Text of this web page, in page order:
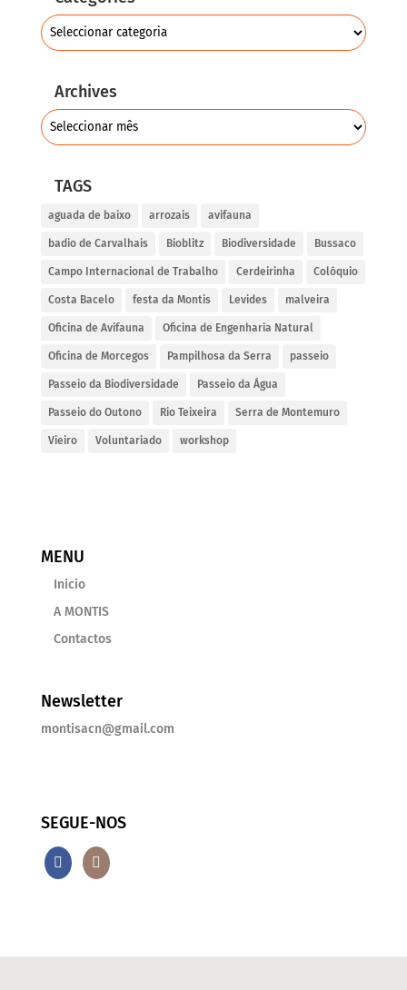
Archives
TAGS
aguada de baixo arrozais avifauna
badio de Carvalhais Bioblitz Biodiversidade Bussaco
Campo Internacional de Trabalho Cerdeirinha Colóquio
Costa Bacelo festa da Montis Levides malveira
Oficina de Avifauna Oficina de Engenharia Natural
Oficina de Morcegos Pampilhosa da Serra passeio
Passeio da Biodiversidade Passeio da Água
Passeio do Outono Rio Teixeira Serra de Montemuro
Vieiro Voluntariado workshop
MENU
Inicio
A MONTIS
Contactos
Newsletter
montisacn@gmail.com
SEGUE-NOS